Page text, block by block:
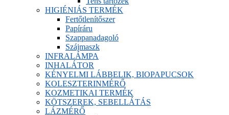
HIGIÉNIÁS TERMÉK
Fertőtlenítőszer
Papíráru
Szappanadagoló
Szájmaszk
INFRALÁMPA
INHALÁTOR
KÉNYELMI LÁBBELIK, BIOPAPUCSOK
KOLESZTERINMÉRŐ
KOZMETIKAI TERMÉK
KÖTSZEREK, SEBELLÁTÁS
LÁZMÉRŐ